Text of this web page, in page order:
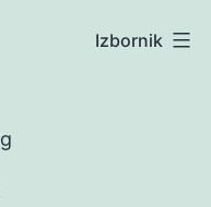
Izbornik